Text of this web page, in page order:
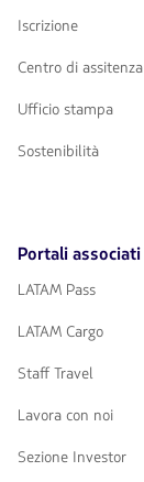
Iscrizione
Centro di assitenza
Ufficio stampa
Sostenibilità
Portali associati
LATAM Pass
LATAM Cargo
Staff Travel
Lavora con noi
Sezione Investor